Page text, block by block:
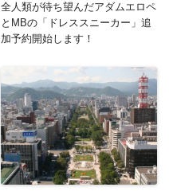
全人類が待ち望んだアダムエロペ
とMBの「ドレススニーカー」追
加予約開始します！